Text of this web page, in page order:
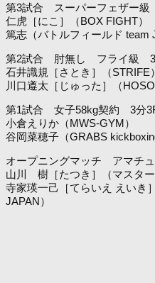
第3試合 スーパーフェザー
仁虎［にこ］（BOX FIGHT）
篤志（バトルフィールド team
第2試合 肘無し フライ級 3
石井識規［さとき］（STRIFE）
川口遵太［じゅった］（
第1試合 女子58kg契約 3分
小倉えりか（MWS-GYM）
谷岡菜穂子（GRABS
オープニングマッチ アマチ
山川 樹［たつき］（マスター
寺家瑛一己［てらいえ えいき
JAPAN）